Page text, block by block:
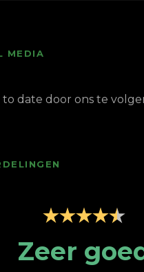
MEDIA
to date door ons te
Zeer